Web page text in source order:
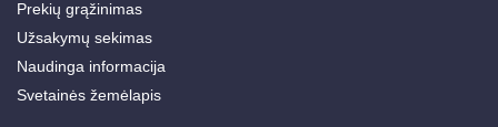
Prekių grąžinimas
Užsakymų sekimas
Naudinga informacija
Svetainės žemėlapis